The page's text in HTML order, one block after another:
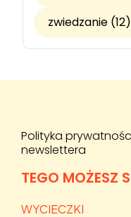
zwiedzanie (12)
Polityka
newslettera
TEGO MOŻESZ
WYCIECZKI